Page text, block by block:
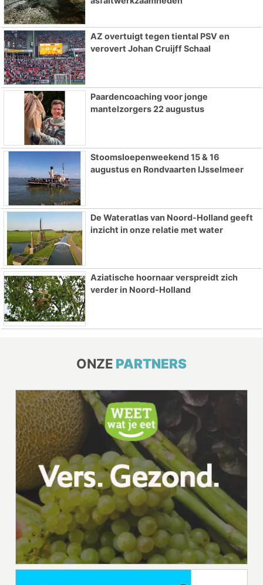
AZ overtuigt tegen tiental PSV en
verovert Johan Cruijff Schaal
Paardencoaching voor jonge
mantelzorgers 22 augustus
Stoomsloepenweekend 15 & 16
augustus en Rondvaarten IJsselmeer
De Wateratlas van Noord-Holland geeft
inzicht in onze relatie met water
Aziatische hoornaar verspreidt zich
verder in Noord-Holland
ONZE PARTNERS